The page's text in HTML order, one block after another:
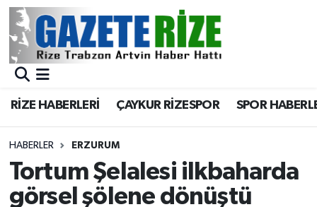
RİZE HABERLERİ ÇAYKUR RİZESPOR SPOR
HABERLER ERZURUM
Tortum Şelalesi ilkbaharda
görsel şölene dönüştü
BÖLGEMİZ
Asayiş
Rize Jandarma Komutanlığı
Bilim Teknoloji
Merkez Nöbetçi Eczaneler
Merkez Trafik Yoğunluk Haritası
Süper Lig Puan Durumu ve Fikstür
Tüm Manşetler